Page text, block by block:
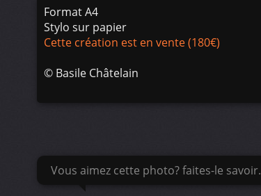
Format A4
Stylo sur papier
Cette création est en vente (180€)
© Basile Châtelain
Vous aimez cette photo? faites-le savoir.